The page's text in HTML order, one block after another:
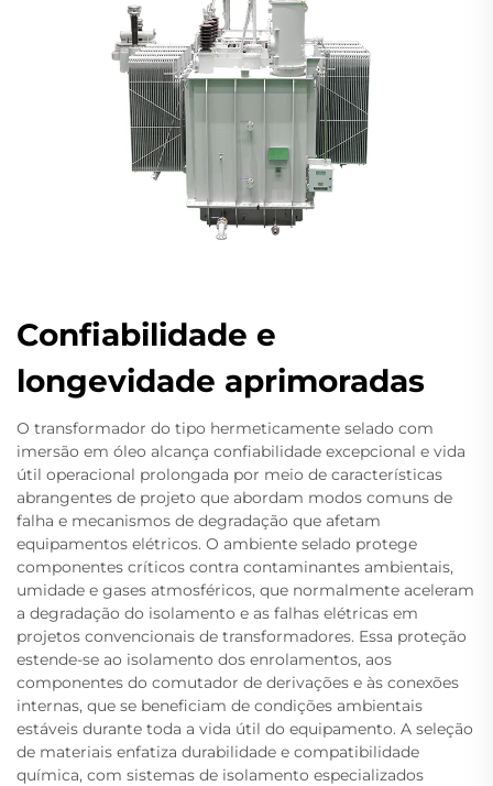
Confiabilidade e
longevidade aprimoradas
O transformador do tipo hermeticamente selado com
imersão em óleo alcança confiabilidade excepcional e vida
útil operacional prolongada por meio de características
abrangentes de projeto que abordam modos comuns de
falha e mecanismos de degradação que afetam
equipamentos elétricos. O ambiente selado protege
componentes críticos contra contaminantes ambientais,
umidade e gases atmosféricos, que normalmente aceleram
a degradação do isolamento e as falhas elétricas em
projetos convencionais de transformadores. Essa proteção
estende-se ao isolamento dos enrolamentos, aos
componentes do comutador de derivações e às conexões
internas, que se beneficiam de condições ambientais
estáveis durante toda a vida útil do equipamento. A seleção
de materiais enfatiza durabilidade e compatibilidade
química, com sistemas de isolamento especializados